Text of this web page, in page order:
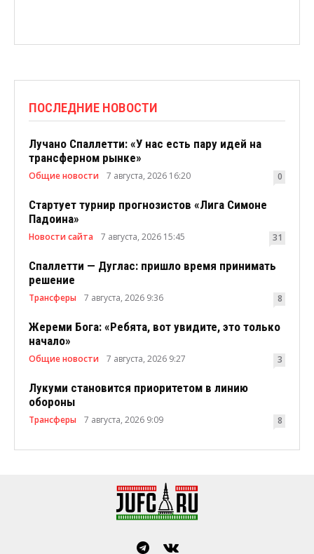
ПОСЛЕДНИЕ НОВОСТИ
Лучано Спаллетти: «У нас есть пару идей на
трансферном рынке»
Общие новости 7 августа, 2026 16:20 0
Стартует турнир прогнозистов «Лига Симоне
Падоина»
Новости сайта 7 августа, 2026 15:45 31
Спаллетти — Дуглас: пришло время принимать
решение
Трансферы 7 августа, 2026 9:36 8
Жереми Бога: «Ребята, вот увидите, это только
начало»
Общие новости 7 августа, 2026 9:27 3
Лукуми становится приоритетом в линию
обороны
Трансферы 7 августа, 2026 9:09 8